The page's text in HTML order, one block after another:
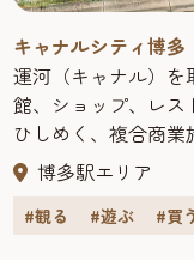
キャナルシティ博多
運河（キャナル）
館、ショップ、レ
ひしめく、複合商
ントの他、ショッピ
と、ここに来ればと
観光客も多い福岡
博多駅エリア
#観る #遊ぶ #買う